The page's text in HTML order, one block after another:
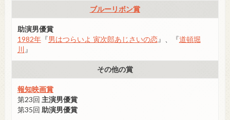
ブルーリボン賞
助演男優賞
1982年『男はつらいよ 寅次郎あじさいの恋』、『道頓堀
川 』
その他の賞
報知映画賞
第23回 主演男優賞
第35回 助演男優賞